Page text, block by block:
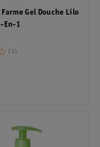
Gel Douche Lilo
En-1
1